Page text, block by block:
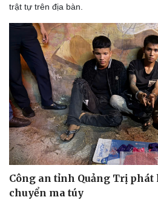
trật tự trên địa bàn.
Công an tỉnh Quảng Trị
chuyển ma túy